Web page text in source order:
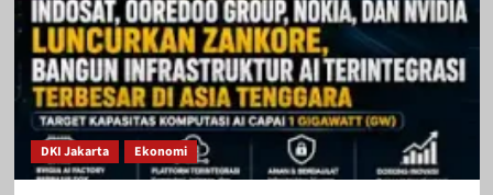
DKI Jakarta Ekonomi